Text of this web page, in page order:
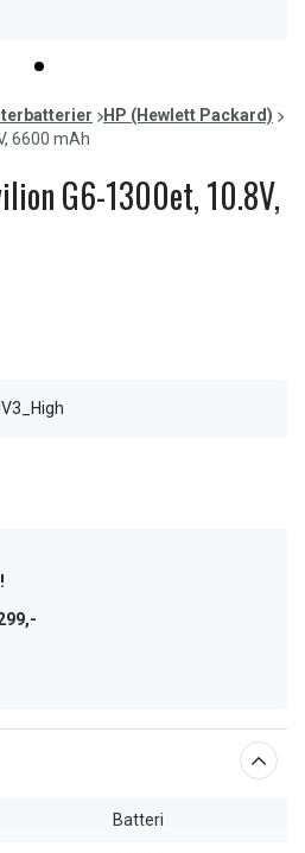
item
0
HP (Hewlett Packard)
6600 mAh
G6-1300et, 10.8V,
Batteri